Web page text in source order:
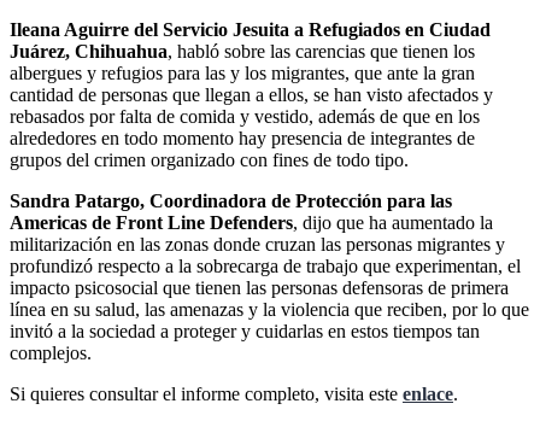
Ileana Aguirre del Servicio Jesuita a Refugiados en Ciudad
Juárez, Chihuahua, habló sobre las carencias que tienen los
albergues y refugios para las y los migrantes, que ante la gran
cantidad de personas que llegan a ellos, se han visto afectados y
rebasados por falta de comida y vestido, además de que en los
alrededores en todo momento hay presencia de integrantes de
grupos del crimen organizado con fines de todo tipo.
Sandra Patargo, Coordinadora de Protección para las
Americas de Front Line Defenders, dijo que ha aumentado la
militarización en las zonas donde cruzan las personas migrantes y
profundizó respecto a la sobrecarga de trabajo que experimentan, el
impacto psicosocial que tienen las personas defensoras de primera
línea en su salud, las amenazas y la violencia que reciben, por lo que
invitó a la sociedad a proteger y cuidarlas en estos tiempos tan
complejos.
Si quieres consultar el informe completo, visita este enlace.